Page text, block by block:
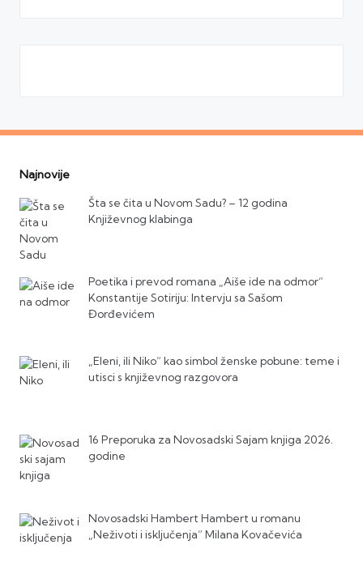
Najnovije
Šta se čita u Novom Sadu? – 12 godina
Književnog klabinga
Poetika i prevod romana „Aiše ide na odmor“
Konstantije Sotiriju: Intervju sa Sašom
Đorđevićem
„Eleni, ili Niko“ kao simbol ženske pobune: teme i
utisci s književnog razgovora
16 Preporuka za Novosadski Sajam knjiga 2026.
godine
Novosadski Hambert Hambert u romanu
„Neživoti i isključenja“ Milana Kovačevića